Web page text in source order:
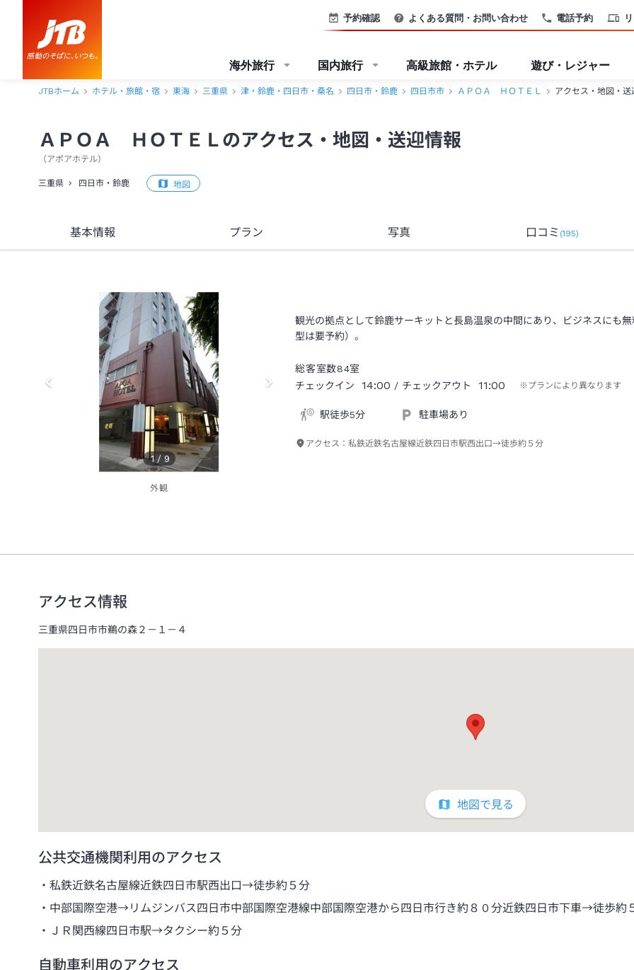
電話予約
予約確認 よくある質問・お問い合わせ
海外旅行 国内旅行 高級旅館・ホテル 遊び・レジャー
JTBホーム ホテル・旅館・宿 東海 三重県 津・鈴鹿・四日市・桑名 四日市・鈴鹿 四日市市 ＡＰＯＡ ＨＯＴＥＬ アクセス・地図・送
ＡＰＯＡ ＨＯＴＥＬのアクセス・地図・送迎情報
（アポアホテル）
三重県 四日市・鈴鹿 地図
基本情報 プラン 写真 口コミ (195)
1 / 9
外観
観光の拠点として鈴鹿サーキットと長島温泉の中間にあり、ビジネスにも
型は要予約）。
総客室数84室
チェックイン
14:00 / チェックアウト 11:00 ※プランにより異なります
駅徒歩5分 駐車場あり
アクセス：私鉄近鉄名古屋線近鉄四日市駅西出口→徒歩約５分
アクセス情報
三重県四日市市鵜の森２－１－４
地図で見る
公共交通機関利用のアクセス
私鉄近鉄名古屋線近鉄四日市駅西出口→徒歩約５分
中部国際空港→リムジンバス四日市中部国際空港線中部国際空港から四日市行き約８０分近鉄四日市下車→徒歩約
ＪＲ関西線四日市駅→タクシー約５分
自動車利用のアクセス